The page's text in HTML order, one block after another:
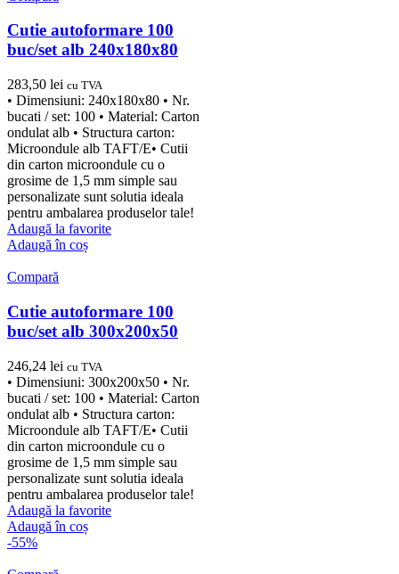
Cutie autoformare 100
buc/set alb 240x180x80
283,50 lei cu TVA
• Dimensiuni: 240x180x80 • Nr.
bucati / set: 100 • Material: Carton
ondulat alb • Structura carton:
Microondule alb TAFT/E• Cutii
din carton microondule cu o
grosime de 1,5 mm simple sau
personalizate sunt solutia ideala
pentru ambalarea produselor tale!
Adaugă la favorite
Adaugă în coș
Compară
Cutie autoformare 100
buc/set alb 300x200x50
246,24 lei cu TVA
• Dimensiuni: 300x200x50 • Nr.
bucati / set: 100 • Material: Carton
ondulat alb • Structura carton:
Microondule alb TAFT/E• Cutii
din carton microondule cu o
grosime de 1,5 mm simple sau
personalizate sunt solutia ideala
pentru ambalarea produselor tale!
Adaugă la favorite
Adaugă în coș
-55%